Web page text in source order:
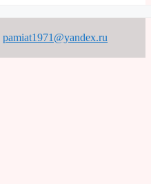
pamiat1971@yandex.ru